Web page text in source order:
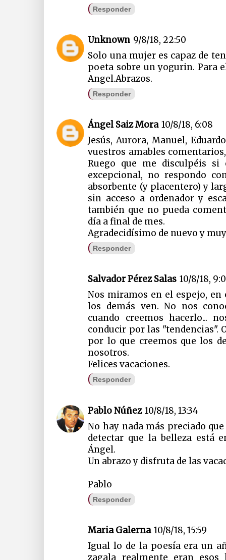
Responder
Unknown 9/8/18, 22:50
Solo una mujer es capaz de
poeta sobre un yogurin. Para
Angel.Abrazos.
Responder
Ángel Saiz Mora 10/8/18, 6:08
Jesús, Aurora, Manuel,
vuestros amables
Ruego que me disculpéis
excepcional, no respondo
absorbente (y placentero) y
sin acceso a ordenador y
también que no pueda
día a final de mes.
Agradecidísimo de nuevo y
Responder
Salvador Pérez Salas 10/8/18,
Nos miramos en el espejo, en
los demás ven. No nos
cuando creemos hacerlo...
conducir por las "tendencias".
por lo que creemos que los
nosotros.
Felices vacaciones.
Responder
Pablo Núñez 10/8/18, 13:34
No hay nada más preciado
detectar que la belleza está
Ángel.
Un abrazo y disfruta de las
Pablo
Responder
Maria Galerna 10/8/18, 15:59
Igual lo de la poesía era un
zagala realmente eran